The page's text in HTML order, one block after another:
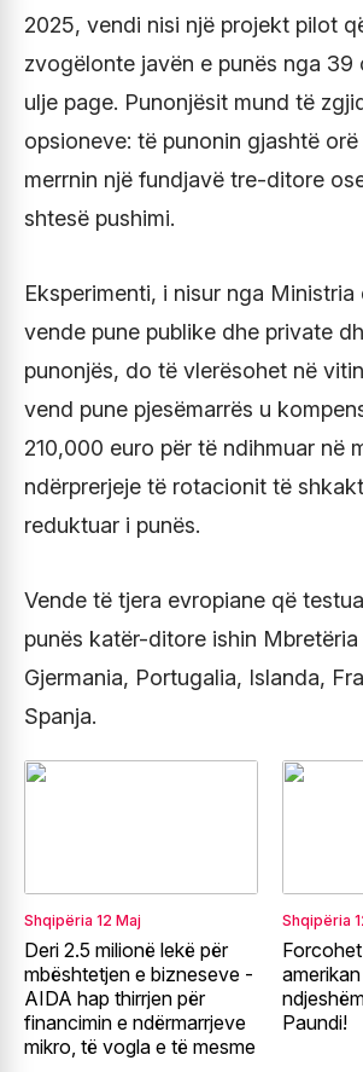
2025, vendi nisi një projekt pilot
zvogëlonte javën e punës nga 39
ulje page. Punonjësit mund të
opsioneve: të punonin gjashtë
merrnin një fundjavë tre-ditore
shtesë pushimi.
Eksperimenti, i nisur nga Ministria
vende pune publike dhe private
punonjës, do të vlerësohet në
vend pune pjesëmarrës u
210,000 euro për të ndihmuar në
ndërprerjeje të rotacionit të
reduktuar i punës.
Vende të tjera evropiane që
punës katër-ditore ishin Mbretëria
Gjermania, Portugalia, Islanda,
Spanja.
Shqipëria 12 Maj
Deri 2.5 milionë lekë për
mbështetjen e bizneseve -
AIDA hap thirrjen për
financimin e ndërmarrjeve
mikro, të vogla e të mesme
Shqipëria
Paundi!